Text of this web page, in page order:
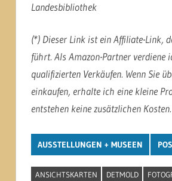
Landesbibliothek
(*) Dieser Link ist ein Affiliate-Link,
führt. Als Amazon-Partner verdiene
qualifizierten Verkäufen. Wenn Sie
einkaufen, erhalte ich eine kleine
entstehen keine zusätzlichen Kosten.
AUSSTELLUNGEN + MUSEEN
ANSICHTSKARTEN DETMOLD